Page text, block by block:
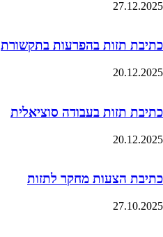
27.12.2025
כתיבת תזות בהפרעות בתקשורת
20.12.2025
כתיבת תזות בעבודה סוציאלית
20.12.2025
כתיבת הצעות מחקר לתזות
27.10.2025